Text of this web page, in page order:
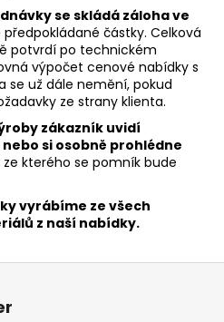
se skládá záloha ve
předpokládané částky. Celková
potvrdí po technickém
výpočet cenové nabídky s
se už dále nemění, pokud
ze strany klienta.
zákazník uvidí
si osobně prohlédne
ze kterého se pomník bude
vyrábíme ze všech
z naší nabídky.